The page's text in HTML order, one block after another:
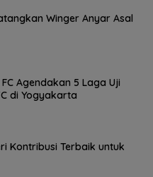
Winger Anyar Asal
Agendakan 5 Laga Uji
di Yogyakarta
Kontribusi Terbaik untuk